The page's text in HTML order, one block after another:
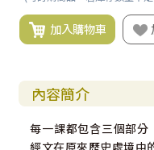
加入購物車
內容簡介
每一課都包含三個部